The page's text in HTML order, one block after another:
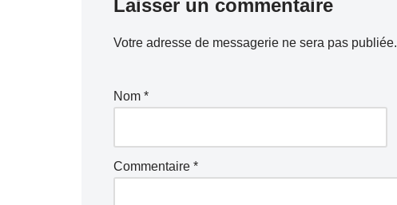
Laisser un commentaire
Votre adresse de messagerie ne sera pas publiée.
Nom *
Commentaire *